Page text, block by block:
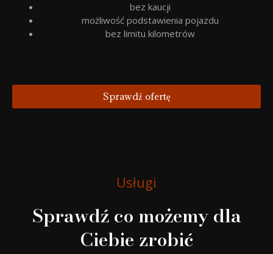
bez kaucji
możliwość podstawienia pojazdu
bez limitu kilometrów
Sprawdź ofertę
Usługi
Sprawdź co możemy dla
Ciebie zrobić